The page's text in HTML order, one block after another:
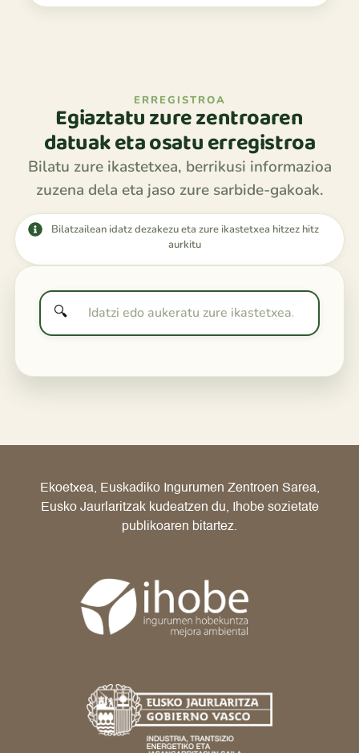
ERREGISTROA
Egiaztatu zure zentroaren
datuak eta osatu erregistroa
Bilatu zure ikastetxea, berrikusi informazioa
zuzena dela eta jaso zure sarbide-gakoak.
Bilatzailean idatz dezakezu eta zure ikastetxea hitzez hitz
aurkitu
🔍
Ekoetxea, Euskadiko Ingurumen Zentroen Sarea,
Eusko Jaurlaritzak kudeatzen du, Ihobe sozietate
publikoaren bitartez.